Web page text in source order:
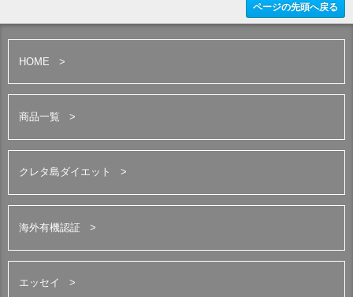
ページの先頭へ戻る
HOME
商品一覧
クレタ島ダイエット
海外有機認証
エッセイ